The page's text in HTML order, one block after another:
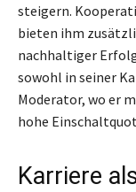
steigern.
bieten ihm
nachhaltiger
sowohl in seiner
Moderator, wo er
hohe
Karriere